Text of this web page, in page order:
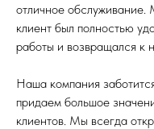
отличное
клиент был полностью
работы и возвращался к
Наша компания
придаем большое
клиентов. Мы всегда